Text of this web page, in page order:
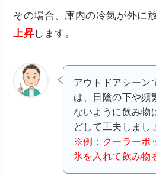
その場合、庫内の冷気が外に
上昇します。
アウトドアシーン
は、日陰の下や頻
ないように飲み物
どして工夫しまし
※例：クーラーボ
氷を入れて飲み物